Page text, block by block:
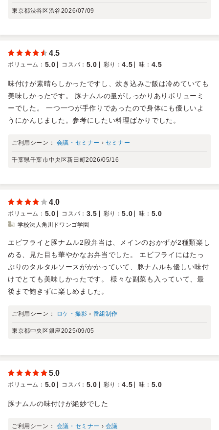
東京都渋谷区渋谷2026/07/09
4.5
ボリューム ： 5.0 コスパ ： 5.0 彩り ：4.5 味 ： 4.5
味付けが素晴らしかったですし、炊き込みご飯は冷めていても
美味しかったです。 豚ナムルの量がしっかりありボリューミ
ーでした。 一つ一つが手作りであったので身体にも優しいよ
うにかんじました。参考にしたい料理ばかりでした。
ご利用シーン： 会議・セミナー › セミナー
千葉県千葉市中央区新田町2026/05/16
4.0
ボリューム ： 5.0 コスパ ： 3.5 彩り ：5.0 味 ： 5.0
学校法人角川ドワンゴ学園
エビフライと豚ナムル2段弁当は、メインのおかずが2種類楽し
める、見た目も華やかなお弁当でした。 エビフライにはたっ
ぷりのタルタルソースがかかっていて、豚ナムルも優しい味付
けでとても美味しかったです。 様々な副菜も入っていて、最
後まで飽きずに楽しめました。
ご利用シーン： ロケ・撮影 › 番組制作
東京都中央区銀座2025/09/05
5.0
ボリューム ： 5.0 コスパ ： 5.0 彩り ：4.5 味 ： 5.0
豚ナムルの味付けが絶妙でした
ご利用シーン： 会議・セミナー › 会議